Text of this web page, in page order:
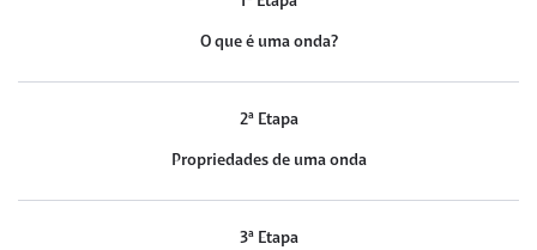
O que é uma onda?
2ª Etapa
Propriedades de uma onda
3ª Etapa